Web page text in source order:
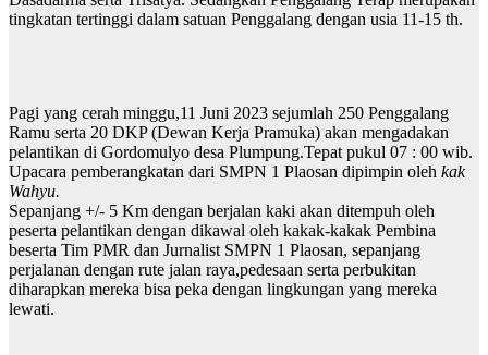
tingkatan tertinggi dalam satuan Penggalang dengan usia 11-15 th.
Pagi yang cerah minggu,11 Juni 2023 sejumlah 250 Penggalang
Ramu serta 20 DKP (Dewan Kerja Pramuka) akan mengadakan
pelantikan di Gordomulyo desa Plumpung.Tepat pukul 07 : 00 wib.
Upacara pemberangkatan dari SMPN 1 Plaosan dipimpin oleh kak
Wahyu.
Sepanjang +/- 5 Km dengan berjalan kaki akan ditempuh oleh
peserta pelantikan dengan dikawal oleh kakak-kakak Pembina
beserta Tim PMR dan Jurnalist SMPN 1 Plaosan, sepanjang
perjalanan dengan rute jalan raya,pedesaan serta perbukitan
diharapkan mereka bisa peka dengan lingkungan yang mereka
lewati.